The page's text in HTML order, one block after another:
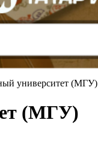
университет (МГУ)
(МГУ)